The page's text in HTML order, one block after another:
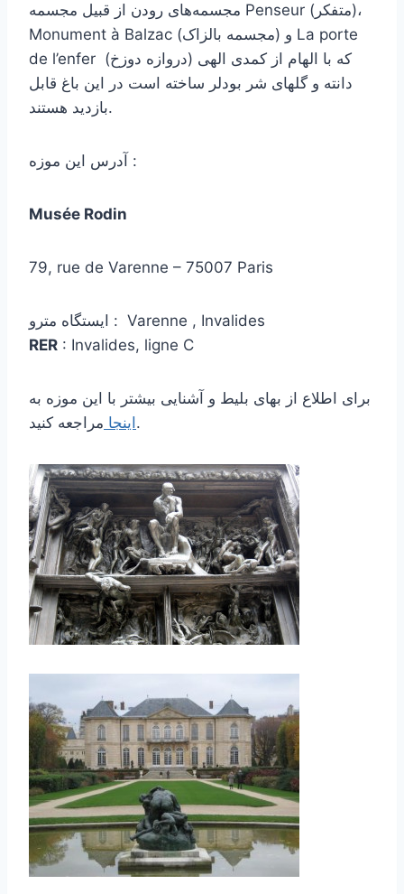
مجسمه‌های رودن از قبیل مجسمه Penseur (متفکر)،
Monument à Balzac (مجسمه بالزاک) و La porte
de l’enfer (دروازه دوزخ) که با الهام از کمدی الهی
دانته و گلهای شر بودلر ساخته است در این باغ قابل
بازدید هستند.
آدرس این موزه :
Musée Rodin
79, rue de Varenne – 75007 Paris
ایستگاه مترو : Varenne , Invalides
RER : Invalides, ligne C
برای اطلاع از بهای بلیط و آشنایی بیشتر با این موزه به
اینجا مراجعه کنید.